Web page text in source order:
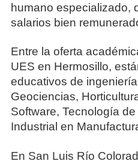
humano especializado,
salarios bien
Entre la oferta
UES en Hermosillo,
educativos de
Geociencias,
Software, Tecnología
Industrial en
En San Luis Río